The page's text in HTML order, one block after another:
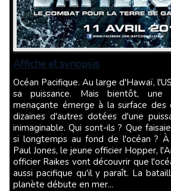
Affiche et synopsis
Océan Pacifique. Au large d'Hawaï, l'US Navy déploie toute
sa puissance. Mais bientôt,
menaçante émerge à la surface des
dizaines d'autres dotées d'une
inimaginable. Qui sont-ils ? Que
si longtemps au fond de l'océan ? À
Paul Jones, le jeune officier Hopper,
officier Raikes vont découvrir que
aussi pacifique qu'il y paraît. La
planète débute en mer...